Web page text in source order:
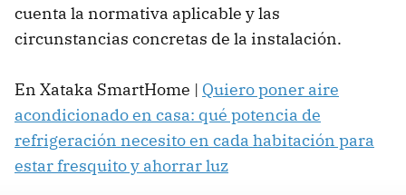
cuenta la normativa aplicable y las
circunstancias concretas de la instalación.
En Xataka SmartHome | Quiero poner aire
acondicionado en casa: qué potencia de
refrigeración necesito en cada habitación para
estar fresquito y ahorrar luz